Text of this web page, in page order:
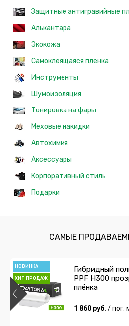
Защитные антигравийные
Алькантара
Экокожа
Самоклеящаяся пленка
Инструменты
Шумоизоляция
Тонировка на фары
Меховые накидки
Автохимия
Аксессуары
Корпоративный стиль
Подарки
САМЫЕ
НОВИНКА
ХИТ ПРОДАЖ
Гибридный
PPF H300
плёнка
1 860 руб. / пог.